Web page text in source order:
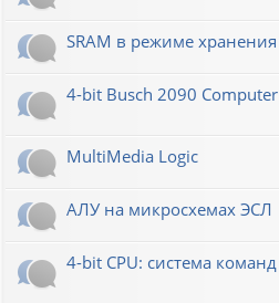
SRAM в режиме хранения
4-bit Busch 2090 Computer
MultiMedia Logic
АЛУ на микросхемах ЭСЛ
4-bit CPU: система команд